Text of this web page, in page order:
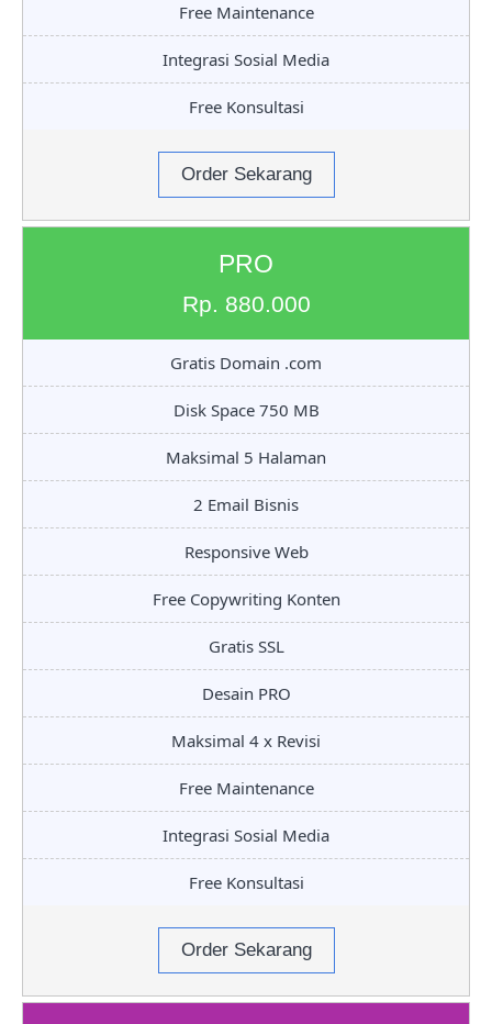
Free Maintenance
Integrasi Sosial Media
Free Konsultasi
Order Sekarang
PRO
Rp. 880.000
Gratis Domain .com
Disk Space 750 MB
Maksimal 5 Halaman
2 Email Bisnis
Responsive Web
Free Copywriting Konten
Gratis SSL
Desain PRO
Maksimal 4 x Revisi
Free Maintenance
Integrasi Sosial Media
Free Konsultasi
Order Sekarang